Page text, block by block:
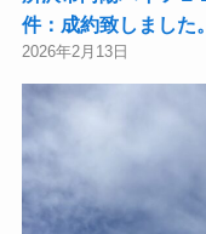
件：成約致しました。
2026年2月13日